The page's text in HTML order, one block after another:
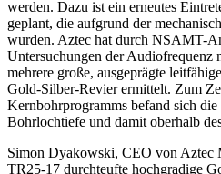
werden. Dazu ist ein erneutes
geplant, die aufgrund der
wurden. Aztec hat durch NSAMT-
Untersuchungen der Audiofrequenz
mehrere große, ausgeprägte
Gold-Silber-Revier ermittelt. Zum
Kernbohrprogramms befand sich
Bohrlochtiefe und damit oberhalb
Simon Dyakowski, CEO von Aztec
TR25-17 durchteufte hochgradige